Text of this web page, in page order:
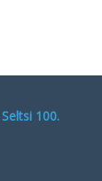
100.